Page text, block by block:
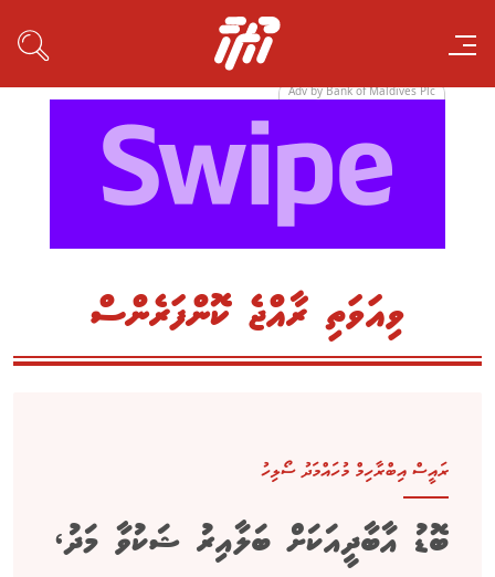
Adv by Bank of Maldives Plc
ވިއަވަތި ރާއްޖެ ކޮންފަރެންސް
ރައީސް އިބްރާހިމް މުހައްމަދު ސޯލިހު
ބޮޑު އާބާދީއަކަށް ބަލާއިރު ޝަކުވާ މަދު،